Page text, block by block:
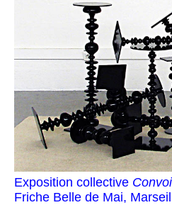
Exposition collective
Friche Belle de Mai,